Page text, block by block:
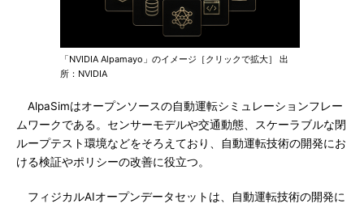
「NVIDIA Alpamayo」のイメージ［クリックで拡大］ 出
所：NVIDIA
AlpaSimはオープンソースの自動運転シミュレーションフレー
ムワークである。センサーモデルや交通動態、スケーラブルな閉
ループテスト環境などをそろえており、自動運転技術の開発にお
ける検証やポリシーの改善に役立つ。
フィジカルAIオープンデータセットは、自動運転技術の開発に